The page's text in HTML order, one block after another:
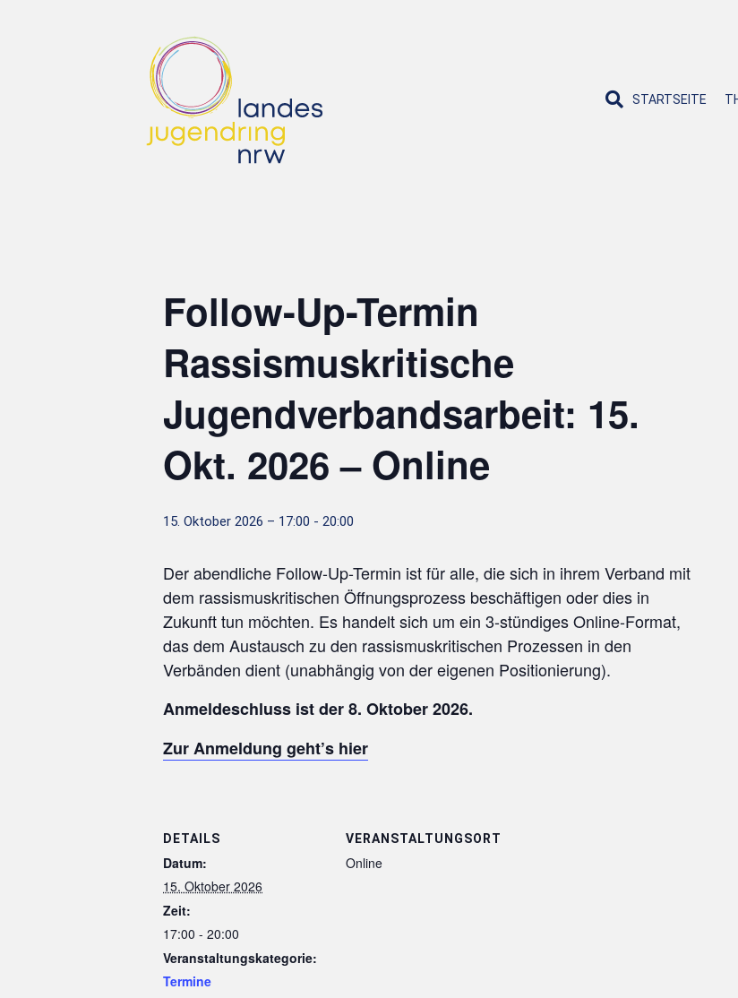
STARTSEITE
Follow-Up-Termin
Rassismuskritische
Jugendverbandsarbeit: 15.
Okt. 2026 – Online
15. Oktober 2026 – 17:00 - 20:00
Der abendliche Follow-Up-Termin ist für alle, die sich in ihrem Verband mit
dem rassismuskritischen Öffnungsprozess beschäftigen oder dies in
Zukunft tun möchten. Es handelt sich um ein 3-stündiges Online-Format,
das dem Austausch zu den rassismuskritischen Prozessen in den
Verbänden dient (unabhängig von der eigenen Positionierung).
Anmeldeschluss ist der 8. Oktober 2026.
Zur Anmeldung geht’s hier
DETAILS
Datum:
15. Oktober 2026
Zeit:
17:00 - 20:00
Veranstaltungskategorie:
Termine
VERANSTALTUNGSORT
Online